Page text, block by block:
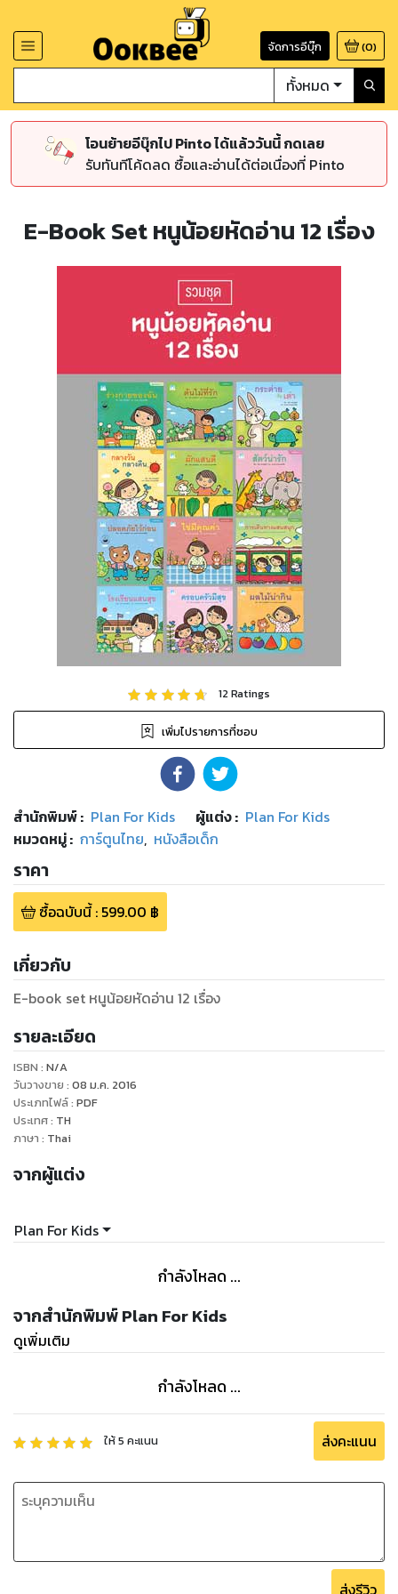
จัดการอีบุ๊ก (0)
ทั้งหมด
โอนย้ายอีบุ๊กไป Pinto ได้แล้ววันนี้ กดเลย
รับทันทีโค้ดลด ซื้อและอ่านได้ต่อเนื่องที่ Pinto
E-Book Set หนูน้อยหัดอ่าน 12 เรื่อง
12Ratings
เพิ่มไปรายการที่ชอบ
สำนักพิมพ์: Plan For Kids ผู้แต่ง : Plan For Kids
หมวดหมู่: การ์ตูนไทย, หนังสือเด็ก
ราคา
ซื้อฉบับนี้: 599.00 ฿
เกี่ยวกับ
E-book set หนูน้อยหัดอ่าน 12 เรื่อง
รายละเอียด
ISBN : N/A
วันวางขาย : 08 ม.ค. 2016
ประเภทไฟล์: PDF
ประเทศ: TH
ภาษา : Thai
จากผู้แต่ง
Plan For Kids
กำลังโหลด ...
จากสำนักพิมพ์ Plan For Kids
ดูเพิ่มเติม
กำลังโหลด ...
ให้5 คะแนน ส่งคะแนน
ส่งรีวิว